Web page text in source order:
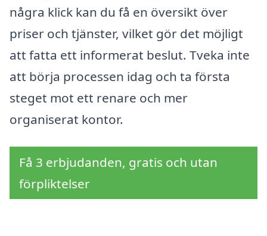
några klick kan du få en översikt över
priser och tjänster, vilket gör det möjligt
att fatta ett informerat beslut. Tveka inte
att börja processen idag och ta första
steget mot ett renare och mer
organiserat kontor.
Få 3 erbjudanden, gratis och utan
förpliktelser